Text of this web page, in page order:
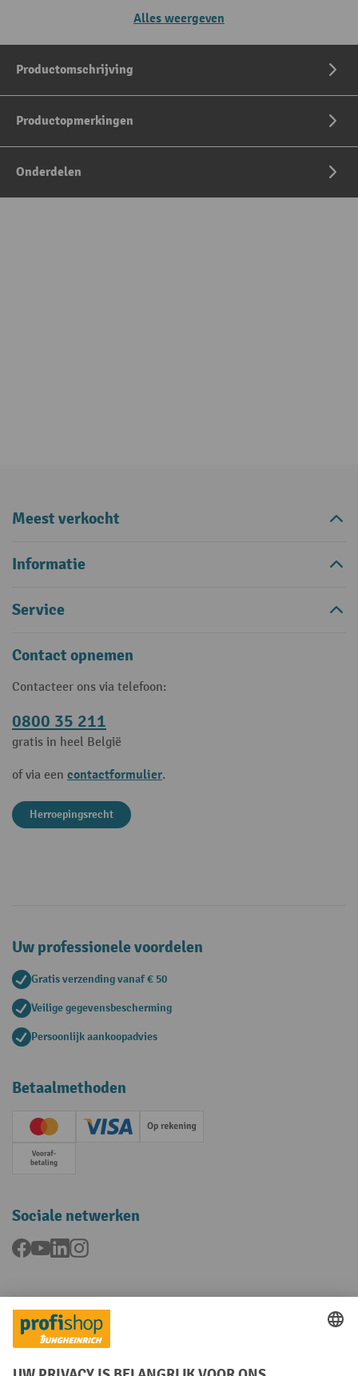
Alles weergeven
Productomschrijving
Productopmerkingen
Onderdelen
Meest verkocht
Informatie
Service
Contact opnemen
Contacteer ons via telefoon:
0800 35 211
gratis in heel België
of via een contactformulier.
Herroepingsrecht
Uw professionele voordelen
Gratis verzending vanaf € 50
Veilige gegevensbescherming
Persoonlijk aankoopadvies
Betaalmethoden
Creditcard (Master)Creditcard (Visa)Op rekening
Vooruitbetaling
Sociale netwerken
Facebook
YouTubeLinkedInInstagram
Talen
FR NL